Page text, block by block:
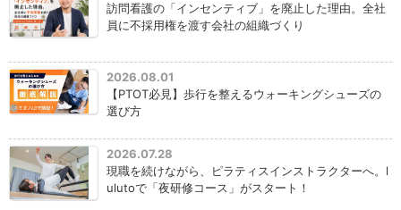
訪問看護の「インセンティブ」を廃止した理由。全社
員に不採用権を渡す会社の組織づくり
2026.08.01
【PTOT必見】歩行を整えるウォーキングシューズの
選び方
2026.07.28
現職を続けながら、ピラティスインストラクターへ。l
ulutoで「夜研修コース」がスタート！